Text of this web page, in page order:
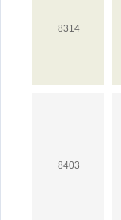
8314
8403